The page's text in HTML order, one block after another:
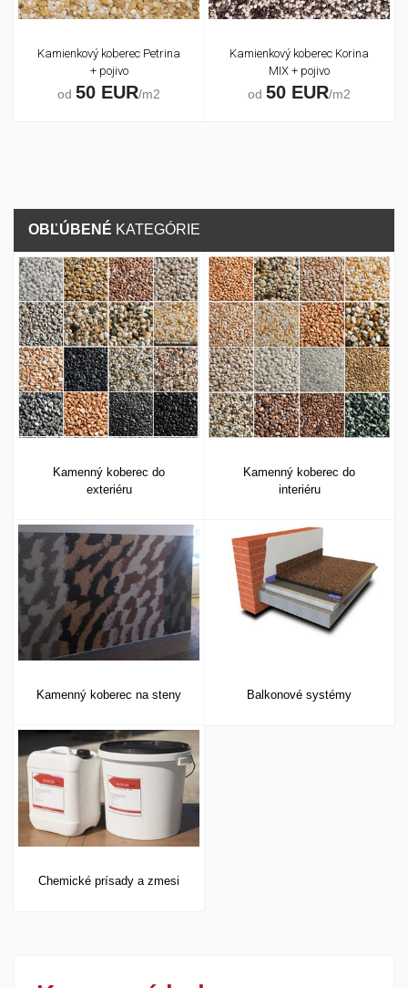
Kamienkový koberec Petrina
+ pojivo
od 50 EUR/m2
Kamienkový koberec Korina
MIX + pojivo
od 50 EUR/m2
OBĽÚBENÉ KATEGÓRIE
Kamenný koberec do
exteriéru
Kamenný koberec do
interiéru
Kamenný koberec na steny Balkonové systémy
Chemické prísady a zmesi